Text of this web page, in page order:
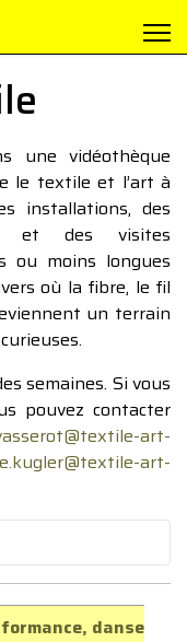
une vidéothèque
le textile et l’art à
installations, des
et des visites
ou moins longues
où la fibre, le fil
un terrain
semaines. Si vous
pouvez contacter
art-
art-
danse